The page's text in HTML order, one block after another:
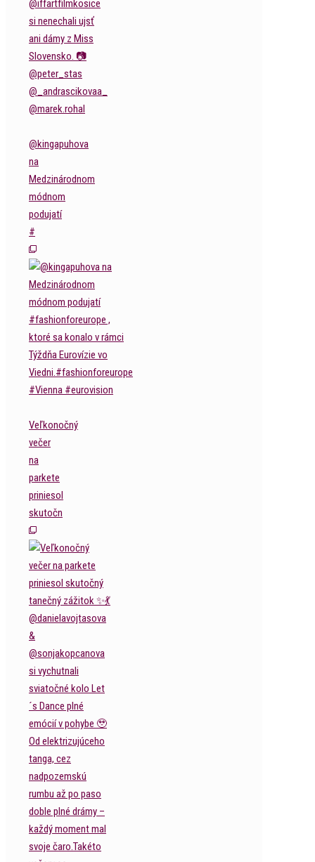
@kingapuhova
na
Medzinárodnom
módnom
podujatí
#
Veľkonočný
večer
na
parkete
priniesol
skutočn